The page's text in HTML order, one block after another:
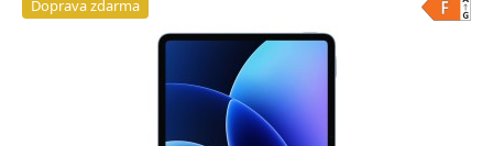
Doprava zdarma